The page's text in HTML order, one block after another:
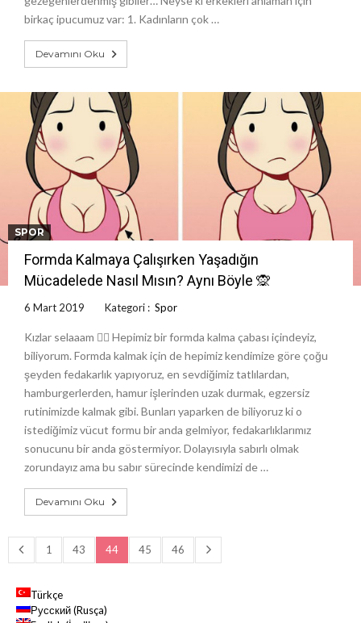
birkaç ipucumuz var: 1. Kadınların çok …
Devamını Oku
SPOR
Formda Kalmaya Çalışırken Yaşadığın
Mücadelede Nasıl Mısın? Aynı Böyle 🙊
6 Mart 2019 Kategori : Spor
Kızlar selaaam 🧚‍♀️ Hepimiz bir formda kalma çabası içindeyiz,
biliyorum. Formda kalmak için de hepimiz kendimize göre çoğu
şeyden fedakarlık yapıyoruz, en sevdiğimiz tatlılardan,
hamburgerlerden, hamur işlerinden uzak durmak, egzersiz
rutinimizde kalmak gibi. Bunları yaparken de biliyoruz ki o
istediğimiz vücut formu bir anda gelmiyor, fedakarlıklarımız
sonucunu bir anda göstermiyor. Dolayısıyla sabırlı olmak
zorundayız ama bu sabır sürecinde kendimizi de …
Devamını Oku
1 43 44 45 46
Türkçe
Русский(Rusça)